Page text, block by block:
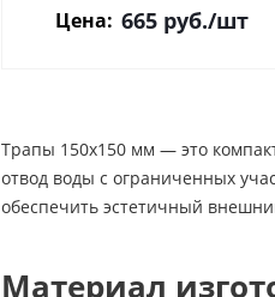
Цена: 665руб./шт
Трапы 150х150 мм — это
отвод воды с ограниченных
обеспечить эстетичный
Материал